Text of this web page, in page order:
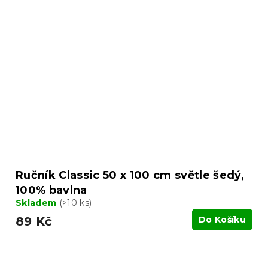
Ručník Classic 50 x 100 cm světle šedý,
100% bavlna
Skladem (>10 ks)
89 Kč Do Košíku